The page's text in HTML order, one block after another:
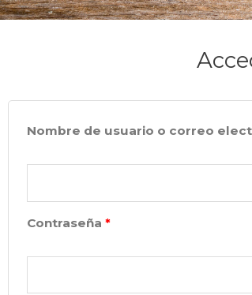
Nombre de usuario o correo
Contraseña *